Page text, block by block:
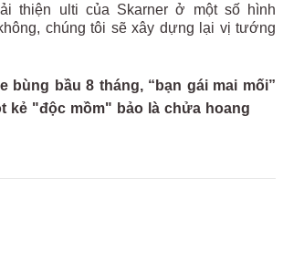
thiện ulti của Skarner ở một số hình
chúng tôi sẽ xây dựng lại vị tướng
bùng bầu 8 tháng, “bạn gái mai mối”
kẻ "độc mồm" bảo là chửa hoang